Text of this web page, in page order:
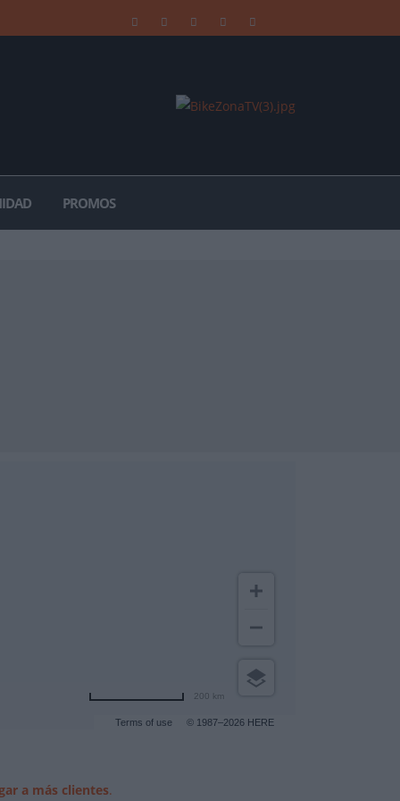
PROMOS
Terms of use © 1987–2026 HERE
200 km
a más clientes.